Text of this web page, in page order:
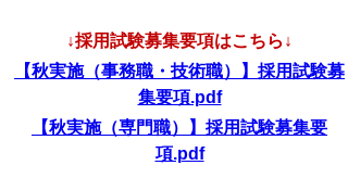
↓採用試験募集要項はこちら↓
【秋実施（事務職・技術職）】採用試験募
集要項.pdf
【秋実施（専門職）】採用試験募集要
項.pdf